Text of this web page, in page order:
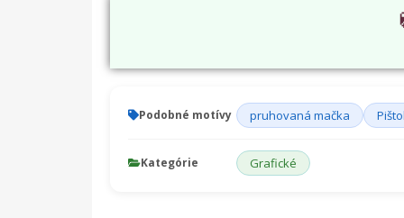
Podobné motívy pruhovaná mačka Pištol
Kategórie Grafické